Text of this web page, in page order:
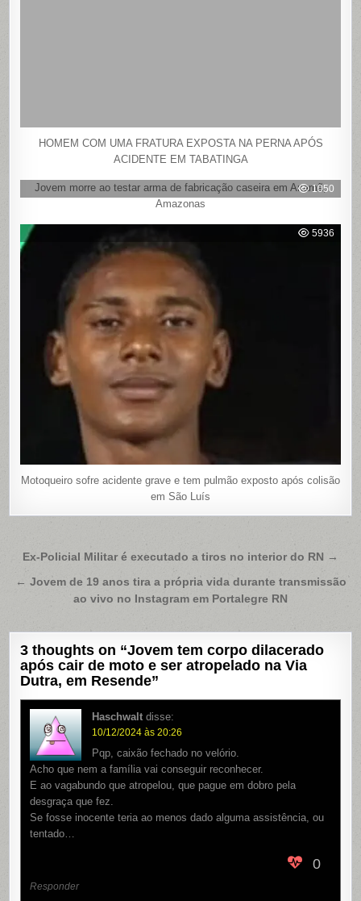
HOMEM COM UMA FRATURA EXPOSTA NA PERNA APÓS
ACIDENTE EM TABATINGA
1050
Jovem morre ao testar arma de fabricação caseira em Anamã,
Amazonas
5936
Motoqueiro sofre acidente grave e tem pulmão exposto após colisão
em São Luís
Navegação
de
Ex-Policial Militar é executado a tiros no interior do RN →
← Jovem de 19 anos tira a própria vida durante transmissão
ao vivo no Instagram em Portalegre RN
3 thoughts on “Jovem tem corpo dilacerado
após cair de moto e ser atropelado na Via
Dutra, em Resende”
Haschwalt disse:
10/12/2024 às 20:26
Pqp, caixão fechado no velório.
Acho que nem a família vai conseguir reconhecer.
E ao vagabundo que atropelou, que pague em dobro pela
desgraça que fez.
Se fosse inocente teria ao menos dado alguma assistência, ou
tentado…
0
Responder